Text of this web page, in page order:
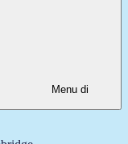
Menu di